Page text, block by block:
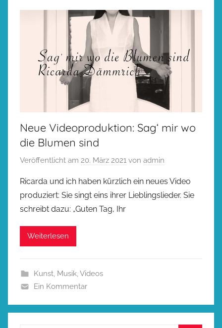
Neue Videoproduktion: Sag‘ mir wo
die Blumen sind
Veröffentlicht am 20. März 2021 von admin
Ricarda und ich haben kürzlich ein neues Video
produziert: Sie singt eins ihrer Lieblingslieder. Sie
schreibt dazu: „Guten Tag, Ihr
Weiterlesen
Kunst, Musik, Videos
Ein Kommentar